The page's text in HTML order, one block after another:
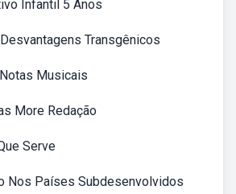
Infantil 5 Anos
Transgênicos
Musicais
More Redação
Serve
Nos Países Subdesenvolvidos